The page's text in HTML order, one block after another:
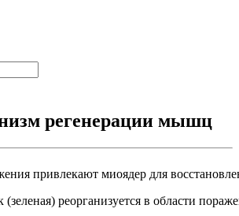
регенерации мышц
(зеленая) реорганизуется в области